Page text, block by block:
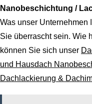
Nanobeschichtung /
Was unser Unternehmen
Sie überrascht sein. Wie
können Sie sich unser
und Hausdach
Dachlackierung &